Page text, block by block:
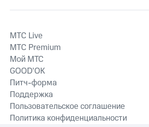
MTС Live
MTС Premium
Мой МТС
GOOD’OK
Питч-форма
Поддержка
Пользовательское соглашение
Политика конфиденциальности